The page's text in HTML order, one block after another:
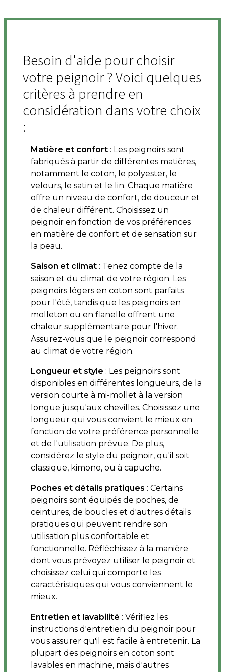
Besoin d'aide pour choisir
votre peignoir ? Voici quelques
critères à prendre en
considération dans votre choix
:
Matière et confort : Les peignoirs sont
fabriqués à partir de différentes matières,
notamment le coton, le polyester, le
velours, le satin et le lin. Chaque matière
offre un niveau de confort, de douceur et
de chaleur différent. Choisissez un
peignoir en fonction de vos préférences
en matière de confort et de sensation sur
la peau.
Saison et climat : Tenez compte de la
saison et du climat de votre région. Les
peignoirs légers en coton sont parfaits
pour l'été, tandis que les peignoirs en
molleton ou en flanelle offrent une
chaleur supplémentaire pour l'hiver.
Assurez-vous que le peignoir correspond
au climat de votre région.
Longueur et style : Les peignoirs sont
disponibles en différentes longueurs, de la
version courte à mi-mollet à la version
longue jusqu'aux chevilles. Choisissez une
longueur qui vous convient le mieux en
fonction de votre préférence personnelle
et de l'utilisation prévue. De plus,
considérez le style du peignoir, qu'il soit
classique, kimono, ou à capuche.
Poches et détails pratiques : Certains
peignoirs sont équipés de poches, de
ceintures, de boucles et d'autres détails
pratiques qui peuvent rendre son
utilisation plus confortable et
fonctionnelle. Réfléchissez à la manière
dont vous prévoyez utiliser le peignoir et
choisissez celui qui comporte les
caractéristiques qui vous conviennent le
mieux.
Entretien et lavabilité : Vérifiez les
instructions d'entretien du peignoir pour
vous assurer qu'il est facile à entretenir. La
plupart des peignoirs en coton sont
lavables en machine, mais d'autres